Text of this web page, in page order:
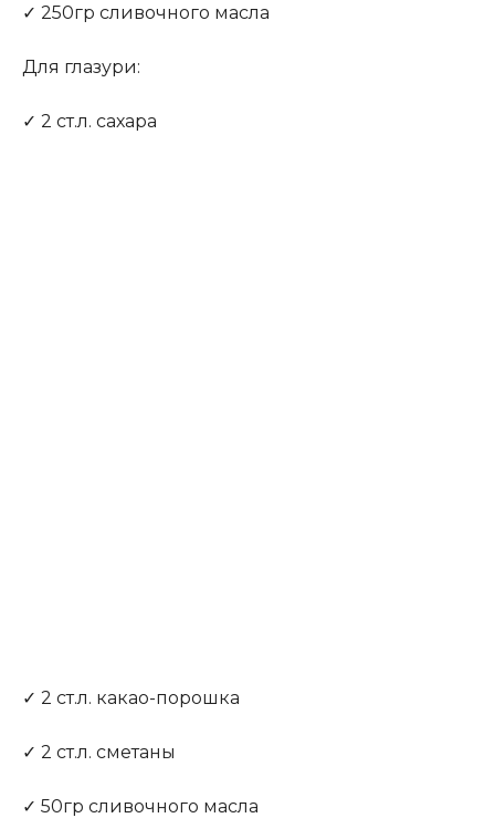
✓ 250гр сливочного масла
Для глазури:
✓ 2 ст.л. сахара
✓ 2 ст.л. какао-порошка
✓ 2 ст.л. сметаны
✓ 50гр сливочного масла